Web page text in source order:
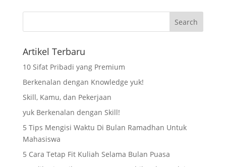
Artikel Terbaru
10 Sifat Pribadi yang Premium
Berkenalan dengan Knowledge yuk!
Skill, Kamu, dan Pekerjaan
yuk Berkenalan dengan Skill!
5 Tips Mengisi Waktu Di Bulan Ramadhan Untuk
Mahasiswa
5 Cara Tetap Fit Kuliah Selama Bulan Puasa